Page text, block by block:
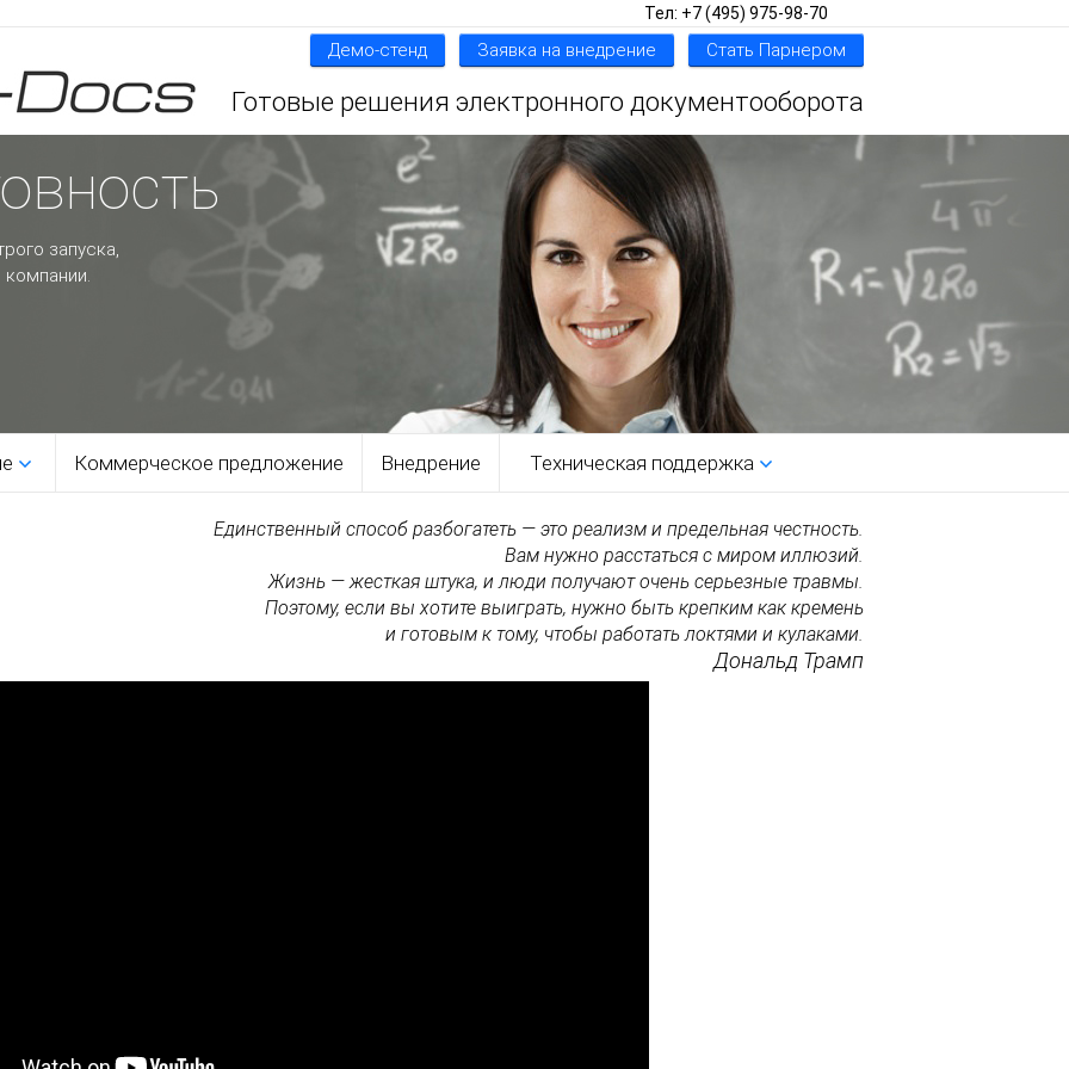
Тел: +7 (495) 975-98-70
Демо-стенд Заявка на внедрение Стать Парнером
Готовые решения электронного документооборота
запуска,
Коммерческое предложение Внедрение Техническая поддержка
Единственный способ разбогатеть — это реализм и предельная честность.
Вам нужно расстаться с миром иллюзий.
Жизнь — жесткая штука, и люди получают очень серьезные травмы.
Поэтому, если вы хотите выиграть, нужно быть крепким как кремень
и готовым к тому, чтобы работать локтями и кулаками.
Дональд Трамп